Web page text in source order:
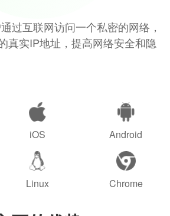
过互联网访问一个私密的网络，
真实IP地址，提高网络安全和隐
iOS Android
Linux Chrome